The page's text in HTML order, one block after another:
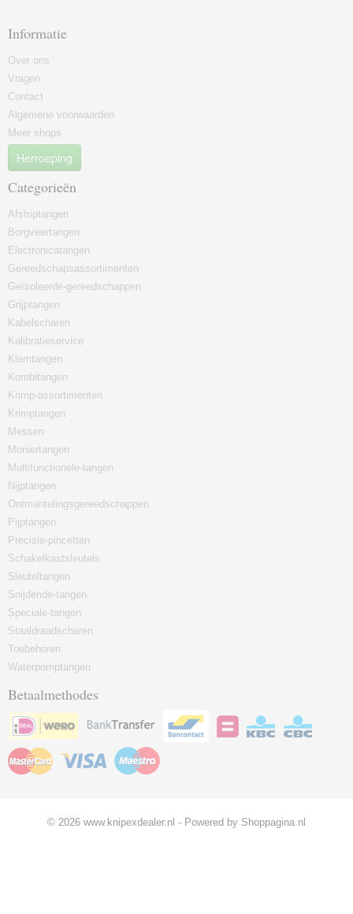
Informatie
Over ons
Vragen
Contact
Algemene voorwaarden
Meer shops
Herroeping
Categorieën
Afstriptangen
Borgveertangen
Electronicatangen
Gereedschapsassortimenten
Geïsoleerde-gereedschappen
Grijptangen
Kabelscharen
Kalibratieservice
Klemtangen
Kombitangen
Krimp-assortimenten
Krimptangen
Messen
Moniertangen
Multifunctionele-tangen
Nijptangen
Ontmantelingsgereedschappen
Pijptangen
Precisie-pincetten
Schakelkastsleutels
Sleuteltangen
Snijdende-tangen
Speciale-tangen
Staaldraadscharen
Toebehoren
Waterpomptangen
Betaalmethodes
© 2026 www.knipexdealer.nl - Powered by Shoppagina.nl